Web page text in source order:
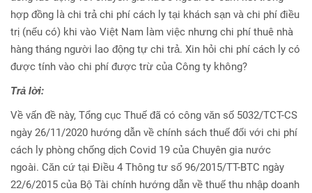
hợp đồng là chi trả chi phí cách ly tại khách sạn và chi phí điều
trị (nếu có) khi vào Việt Nam làm việc nhưng chi phí thuê nhà
hàng tháng người lao động tự chi trả. Xin hỏi chi phí cách ly có
được tính vào chi phí được trừ của Công ty không?
Trả lời:
Về vấn đề này, Tổng cục Thuế đã có công văn số 5032/TCT-CS
ngày 26/11/2020 hướng dẫn về chính sách thuế đối với chi phí
cách ly phòng chống dịch Covid 19 của Chuyên gia nước
ngoài. Căn cứ tại Điều 4 Thông tư số 96/2015/TT-BTC ngày
22/6/2015 của Bộ Tài chính hướng dẫn về thuế thu nhập doanh